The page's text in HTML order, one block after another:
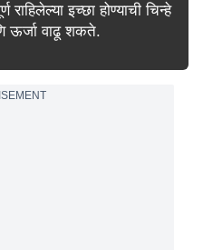
इच्छा होण्याची चिन्हे
वाढू शकते.